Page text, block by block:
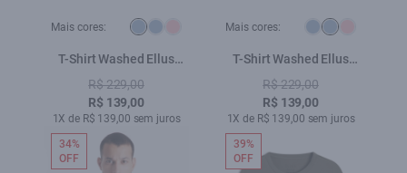
Mais cores:
T-Shirt Washed Ellus
Gothic Azul Pervante
R$ 229,00
R$ 139,00
1X de R$ 139,00 sem juros
Mais cores:
T-Shirt Washed Ellus
Gothic Azul Seco
R$ 229,00
R$ 139,00
1X de R$ 139,00 sem juros
34%
OFF
39%
OFF